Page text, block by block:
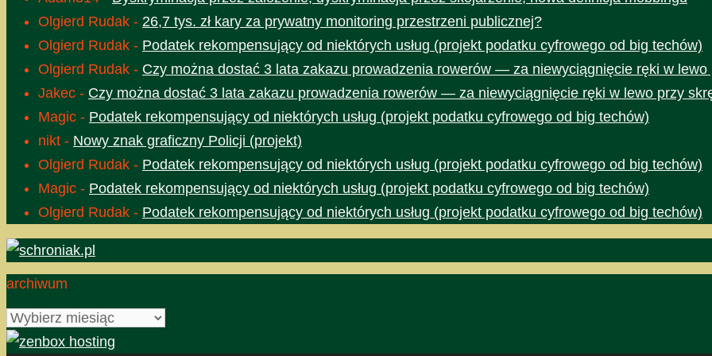
Olgierd Rudak - 26,7 tys. zł kary za prywatny monitoring przestrzeni publicznej?
Olgierd Rudak - Podatek rekompensujący od niektórych usług (projekt podatku cyfrowego od big techów)
Olgierd Rudak - Czy można dostać 3 lata zakazu prowadzenia rowerów — za niewyciągnięcie ręki w lewo
Jakec - Czy można dostać 3 lata zakazu prowadzenia rowerów — za niewyciągnięcie ręki w lewo przy
Magic - Podatek rekompensujący od niektórych usług (projekt podatku cyfrowego od big techów)
nikt - Nowy znak graficzny Policji (projekt)
Olgierd Rudak - Podatek rekompensujący od niektórych usług (projekt podatku cyfrowego od big techów)
Magic - Podatek rekompensujący od niektórych usług (projekt podatku cyfrowego od big techów)
Olgierd Rudak - Podatek rekompensujący od niektórych usług (projekt podatku cyfrowego od big techów)
archiwum
archiwum